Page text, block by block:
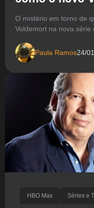
O mistério em torno de
Voldemort na nova
Paula Ramos24/
HBO Max Séries e